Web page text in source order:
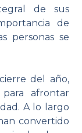
de sus
de
personas se
del año,
afrontar
A lo largo
convertido